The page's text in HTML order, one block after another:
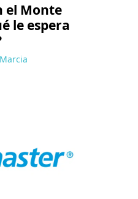
el Monte
le espera
Marcia